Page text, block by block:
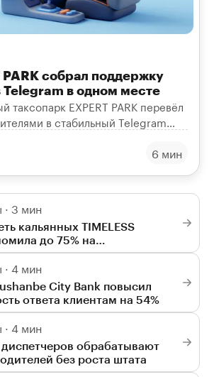
PARK собрал поддержку
Telegram в одном месте
EXPERT PARK перевёл
в стабильный Telegram
6 мин
3 мин
кальянных TIMELESS
до 75% на
4 мин
City Bank повысил
ответа клиентам на 54%
4 мин
обрабатывают
без роста штата